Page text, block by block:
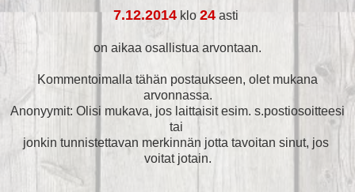
7.12.2014 klo 24 asti
on aikaa osallistua arvontaan.
Kommentoimalla tähän postaukseen, olet mukana
arvonnassa.
Anonyymit: Olisi mukava, jos laittaisit esim. s.postiosoitteesi
tai
jonkin tunnistettavan merkinnän jotta tavoitan sinut, jos
voitat jotain.